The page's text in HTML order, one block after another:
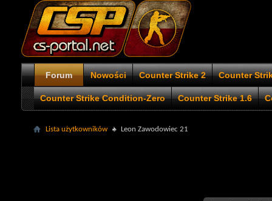
Forum Nowości Counter Strike 2 Counter
Counter Strike Condition-Zero Counter Strike 1.6
Lista użytkowników Leon Zawodowiec 21